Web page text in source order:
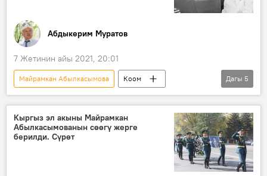
Абдыкерим Муратов
7 Жетинин айы 2021, 20:01
Майрамкан Абылкасымова
Коом
Кыргызстан
Маданият
Кыргыздын көркөм өнөрү, белгилүү инсандары жөнүндө фактылар
акын
котормочу
Дагы 5
Кыргыз эл акыны Майрамкан
Абылкасымованын сөөгү жерге
берилди. Сүрөт